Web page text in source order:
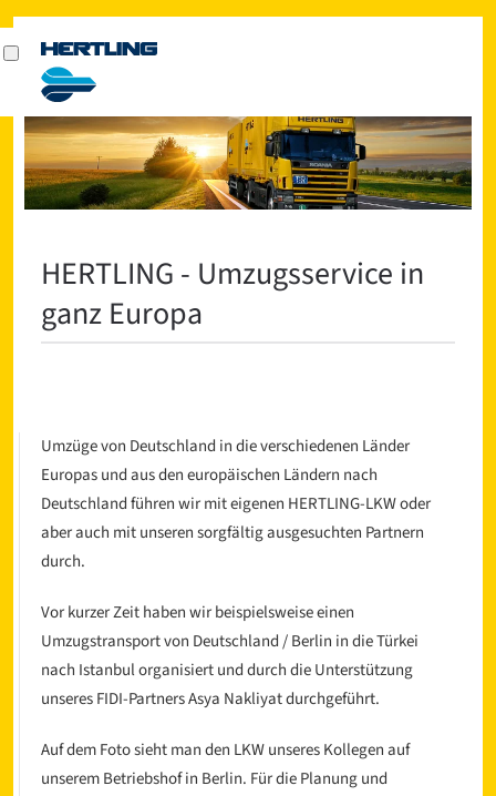
HERTLING - Umzugsservice in
ganz Europa
Umzüge von Deutschland in die verschiedenen Länder
Europas und aus den europäischen Ländern nach
Deutschland führen wir mit eigenen HERTLING-LKW oder
aber auch mit unseren sorgfältig ausgesuchten Partnern
durch.
Vor kurzer Zeit haben wir beispielsweise einen
Umzugstransport von Deutschland / Berlin in die Türkei
nach Istanbul organisiert und durch die Unterstützung
unseres FIDI-Partners Asya Nakliyat durchgeführt.
Auf dem Foto sieht man den LKW unseres Kollegen auf
unserem Betriebshof in Berlin. Für die Planung und